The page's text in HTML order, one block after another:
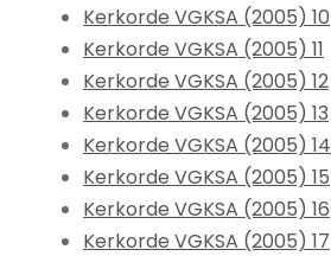
Kerkorde VGKSA (2005) 10
Kerkorde VGKSA (2005) 11
Kerkorde VGKSA (2005) 12
Kerkorde VGKSA (2005) 13
Kerkorde VGKSA (2005) 14
Kerkorde VGKSA (2005) 15
Kerkorde VGKSA (2005) 16
Kerkorde VGKSA (2005) 17